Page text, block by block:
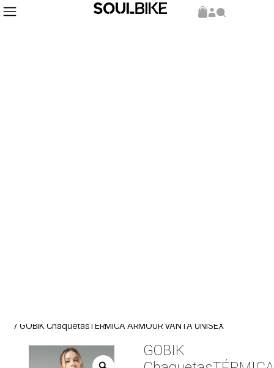
/ GOBIK ChaquetasTÉRMICA ARMOUR VANTA UNISEX
GOBIK